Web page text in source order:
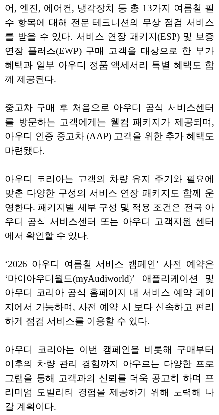
어, 엔진, 에어컨, 냉각장치 등 총 13가지 여름철 필
수 항목에 대해 전문 테크니션의 무상 점검 서비스
를 받을 수 있다. 서비스 연장 패키지(ESP) 및 보증
연장 플러스(EWP) 구매 고객을 대상으로 한 부가
혜택과 일부 아우디 정품 액세서리 특별 혜택도 함
께 제공된다.
중고차 구매 후 처음으로 아우디 공식 서비스센터
를 방문하는 고객에게는 웰컴 패키지가 제공되며,
아우디 인증 중고차 (AAP) 고객을 위한 추가 혜택도
마련됐다.
아우디 코리아는 고객의 차량 유지 주기와 필요에
맞춘 다양한 구성의 서비스 연장 패키지도 함께 운
영한다. 패키지별 세부 구성 및 적용 조건은 전국 아
우디 공식 서비스센터 또는 아우디 고객지원 센터
에서 확인할 수 있다.
‘2026 아우디 여름철 서비스 캠페인’ 사전 예약은
‘마이아우디월드(myAudiworld)’ 애플리케이션 및
아우디 코리아 공식 홈페이지 내 서비스 예약 페이
지에서 가능하며, 사전 예약 시 보다 신속하고 편리
하게 점검 서비스를 이용할 수 있다.
아우디 코리아는 이번 캠페인을 비롯해 구매부터
이후의 차량 관리 경험까지 아우르는 다양한 프로
그램을 통해 고객과의 신뢰를 더욱 공고히 하며 프
리미엄 모빌리티 경험을 제공하기 위해 노력해 나
갈 계획이다.